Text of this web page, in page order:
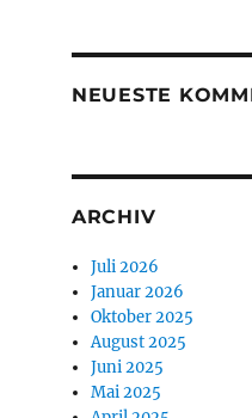
NEUESTE
ARCHIV
Juli 2026
Januar 2026
Oktober 2025
August 2025
Juni 2025
Mai 2025